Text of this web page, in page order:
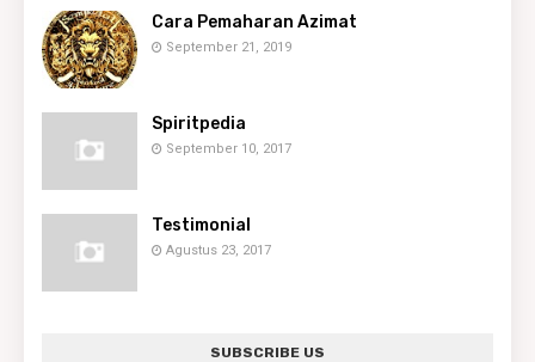
Cara Pemaharan Azimat
September 21, 2019
Spiritpedia
September 10, 2017
Testimonial
Agustus 23, 2017
SUBSCRIBE US